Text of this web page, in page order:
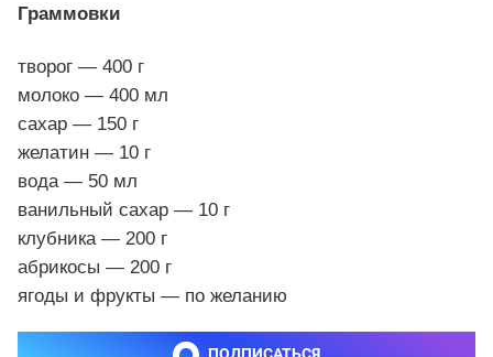
Граммовки
творог — 400 г
молоко — 400 мл
сахар — 150 г
желатин — 10 г
вода — 50 мл
ванильный сахар — 10 г
клубника — 200 г
абрикосы — 200 г
ягоды и фрукты — по желанию